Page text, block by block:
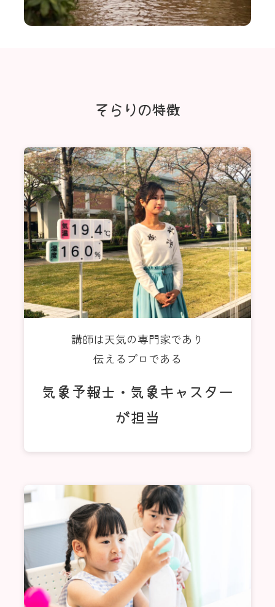
そらりの特徴
講師は天気の専門家であり
伝えるプロである
気象予報士・気象キャスター
が担当